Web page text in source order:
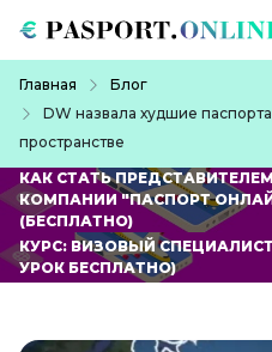
Главная
Блог
DW назвала худшие
пространстве
КАК СТАТЬ ПРЕДСТАВИТЕЛЕМ
КОМПАНИИ "ПАСПОРТ
(БЕСПЛАТНО)
КУРС: ВИЗОВЫЙ СПЕЦИАЛИСТ
УРОК БЕСПЛАТНО)